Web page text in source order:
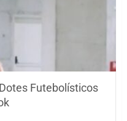
Futebolísticos